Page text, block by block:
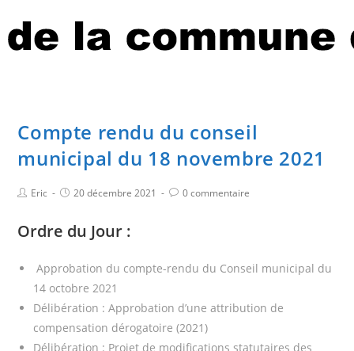
Compte rendu du conseil
municipal du 18 novembre 2021
Eric 20 décembre 2021 0 commentaire
Ordre du Jour :
Approbation du compte-rendu du Conseil municipal du
14 octobre 2021
Délibération : Approbation d’une attribution de
compensation dérogatoire (2021)
Délibération : Projet de modifications statutaires des